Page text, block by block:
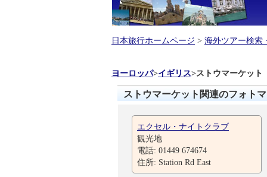
日本旅行ホームページ > 海外ツアー検索
ヨーロッパ>イギリス>ストウマーケット
ストウマーケット関連のフォト
エクセル・ナイトクラブ
観光地
電話: 01449 674674
住所: Station Rd East